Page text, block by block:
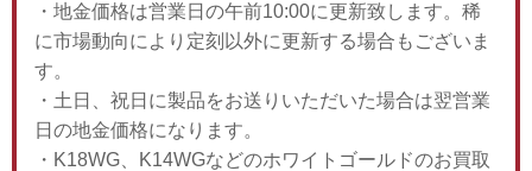
・地金価格は営業日の午前10:00に更新致します。稀
に市場動向により定刻以外に更新する場合もございま
す。
・土日、祝日に製品をお送りいただいた場合は翌営業
日の地金価格になります。
・K18WG、K14WGなどのホワイトゴールドのお買取